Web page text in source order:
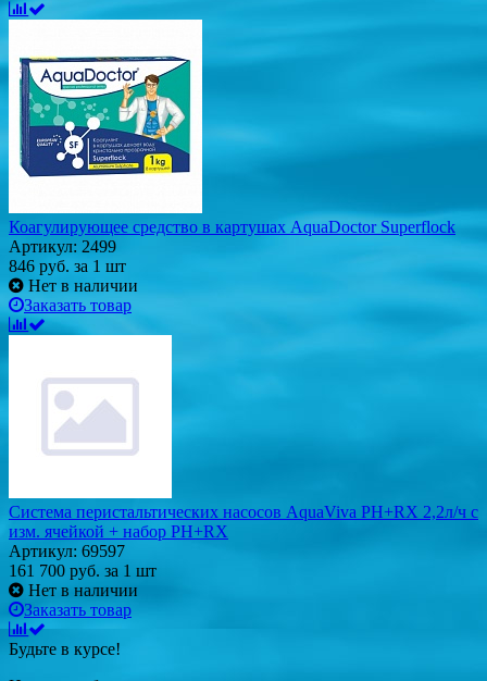
Коагулирующее средство в картушах AquaDoctor Superflock
Артикул: 2499
846 руб. за 1 шт
Нет в наличии
Заказать товар
Система перистальтических насосов AquaViva PH+RX 2,2л/ч с
изм. ячейкой + набор PH+RX
Артикул: 69597
161 700 руб. за 1 шт
Нет в наличии
Заказать товар
Будьте в курсе!